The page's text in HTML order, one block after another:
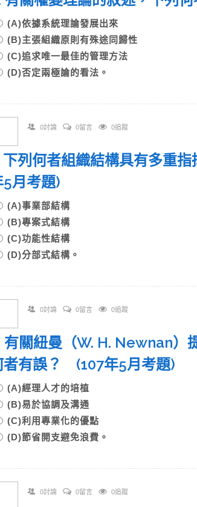
(A)依據系統理論發展出來
(B)主張組織原則有殊途同歸性
(C)追求唯一最佳的管理方法
(D)否定兩極論的看法。
0討論 0留言 0追蹤
下列何者組織結構具有多重
5月考題)
(A)事業部結構
(B)專案式結構
(C)功能性結構
(D)分部式結構。
0討論 0留言 0追蹤
有關紐曼（W. H. Newnan）
者有誤？ (107年5月考題)
(A)經理人才的培植
(B)易於協調及溝通
(C)利用專業化的優點
(D)節省開支避免浪費。
0討論 0留言 0追蹤